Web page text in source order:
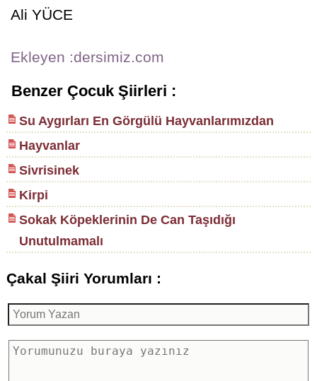
Ali YÜCE
Ekleyen :dersimiz.com
Benzer Çocuk Şiirleri :
Su Aygırları En Görgülü Hayvanlarımızdan
Hayvanlar
Sivrisinek
Kirpi
Sokak Köpeklerinin De Can Taşıdığı
Unutulmamalı
Çakal Şiiri Yorumları :